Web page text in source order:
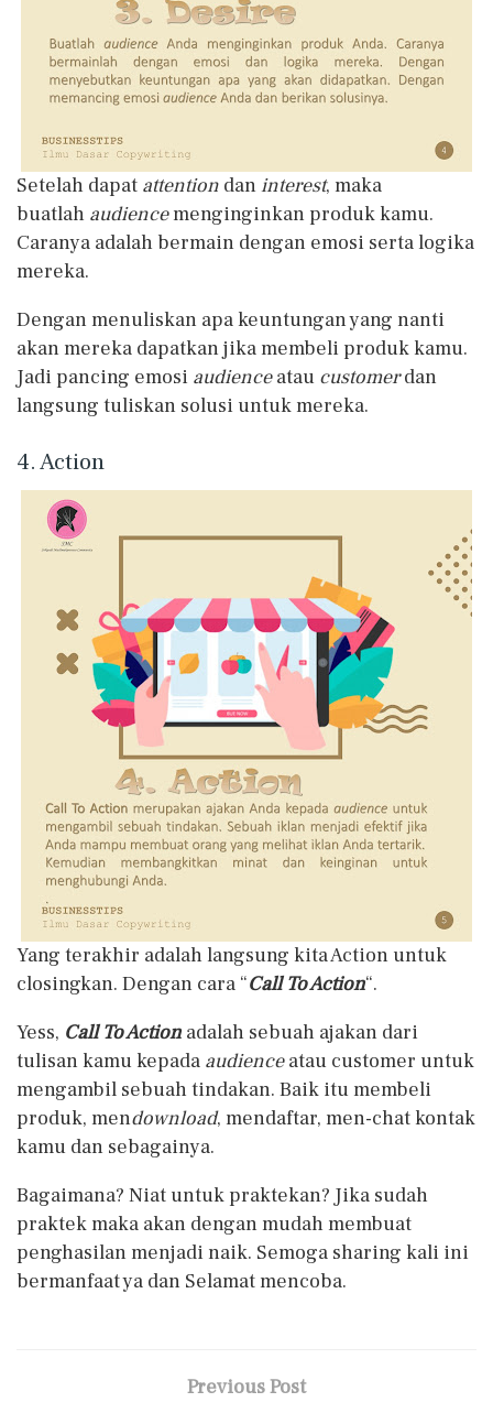
Setelah dapat attention daninterest, maka
buatlah audiencemenginginkan produk kamu.
Caranya adalah bermain dengan emosi serta logika
mereka.
Dengan menuliskan apa keuntungan yang nanti
akan mereka dapatkan jika membeli produk kamu.
Jadi pancing emosi audienceatau customerdan
langsung tuliskan solusi untuk mereka.
4. Action
Yang terakhir adalah langsung kita Action untuk
closingkan. Dengan cara “Call To Action“.
Yess, Call To Action adalah sebuah ajakan dari
tulisan kamu kepada audienceatau customer untuk
mengambil sebuah tindakan. Baik itu membeli
produk, mendownload, mendaftar, men-chat kontak
kamu dan sebagainya.
Bagaimana? Niat untuk praktekan? Jika sudah
praktek maka akan dengan mudah membuat
penghasilan menjadi naik. Semoga sharing kali ini
bermanfaat ya dan Selamat mencoba.
Previous Post